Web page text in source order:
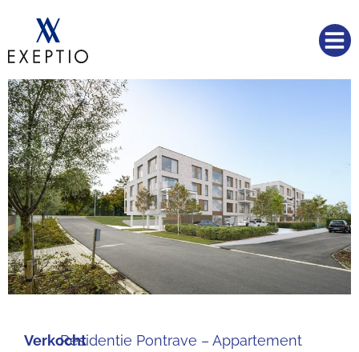
VerkochtResidentie Pontrave – Appartement